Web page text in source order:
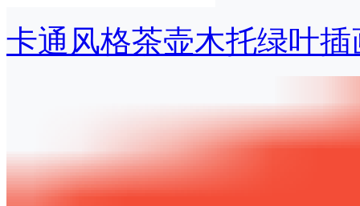
卡通风格茶壶木托绿叶